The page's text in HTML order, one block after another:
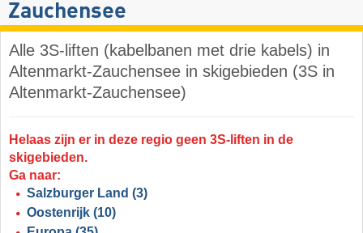
Zauchensee
Alle 3S-liften (kabelbanen met drie kabels) in
Altenmarkt-Zauchensee in skigebieden (3S in
Altenmarkt-Zauchensee)
Helaas zijn er in deze regio geen 3S-liften in de
skigebieden.
Ga naar:
Salzburger Land (3)
Oostenrijk (10)